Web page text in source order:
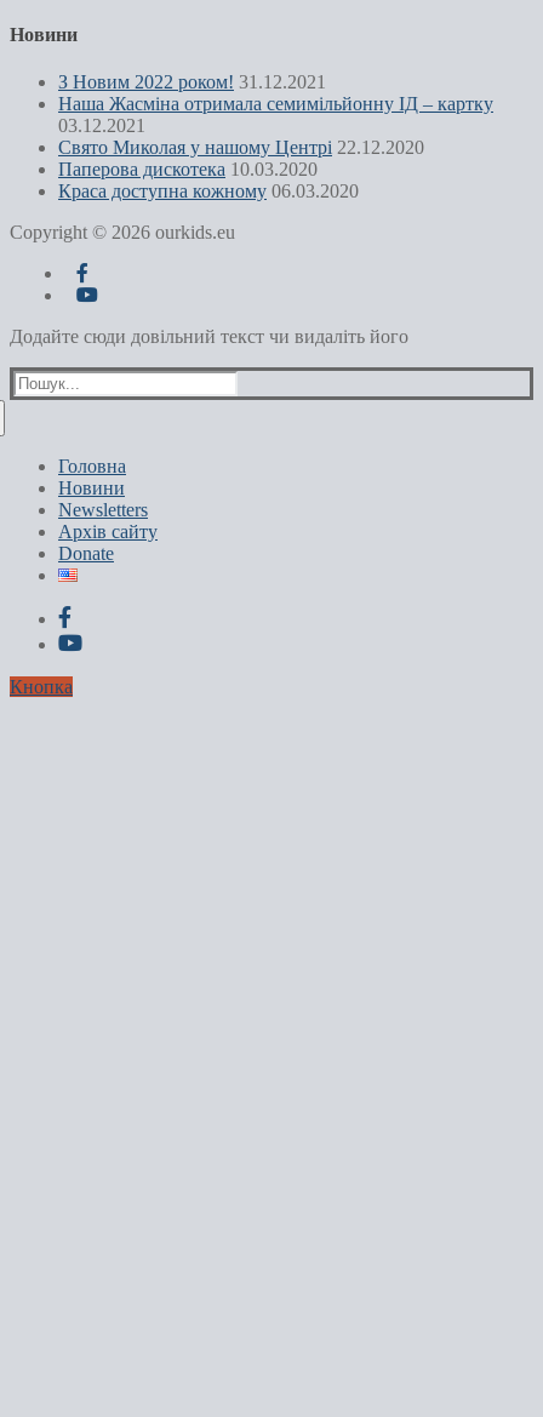
Новини
З Новим 2022 роком! 31.12.2021
Наша Жасміна отримала семимільйонну ІД – картку
03.12.2021
Свято Миколая у нашому Центрі 22.12.2020
Паперова дискотека 10.03.2020
Краса доступна кожному 06.03.2020
Copyright © 2026 ourkids.eu
Додайте сюди довільний текст чи видаліть його
Пошук:
Головна
Новини
Newsletters
Архів сайту
Donate
Кнопка